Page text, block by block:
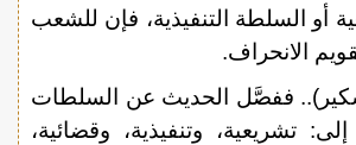
أو السلطة التنفيذية، فإن للشعب
الانحراف.
ففصَّل الحديث عن السلطات
تشريعية، وتنفيذية، وقضائية،